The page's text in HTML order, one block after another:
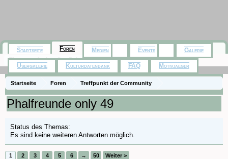
Startseite Foren
Treffpunkt der Community
Orchideenfotos (Phalaenopsis)
Phalfreunde only 49
Status des Themas:
Es sind keine weiteren Antworten möglich.
1 2 3 4 5 6 → 50 Weiter >
Startseite Foren
Themen mit aktuellen Beiträgen
Medien Events Galerie
Usergalerie Kulturdatenbank FAQ Motivjaeger